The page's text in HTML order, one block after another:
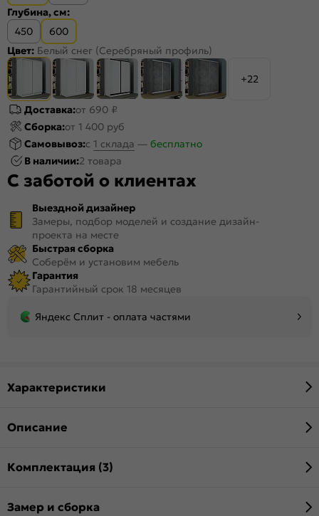
Глубина, см:
450
600
Цвет: Белый снег (Серебряный профиль)
+22
Доставка:от 690 ₽
Сборка:от 1 400 руб
Самовывоз:c 1 склада — бесплатно
В наличии:2 товара
С заботой о клиентах
Выездной дизайнер
Замеры, подбор моделей и создание дизайн-
проекта на месте
Быстрая сборка
Соберём и установим мебель
Гарантия
Гарантийный срок 18 месяцев
Яндекс Сплит - оплата частями
Характеристики
Описание
Комплектация (3)
Замер и сборка